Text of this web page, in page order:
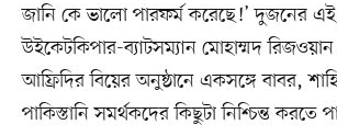
জানি কে ভালো পারফর্ম করেছে!’ দুজনের এই
উইকেটকিপার-ব্যাটসম্যান মোহাম্মদ
আফ্রিদির বিয়ের অনুষ্ঠানে একসঙ্গে বাবর,
পাকিস্তানি সমর্থকদের কিছুটা নিশ্চিন্ত করতে